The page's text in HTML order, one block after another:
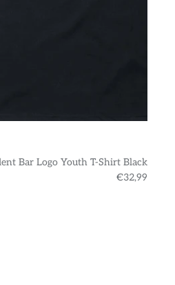
Bar Logo Youth T-Shirt Black
€32,99